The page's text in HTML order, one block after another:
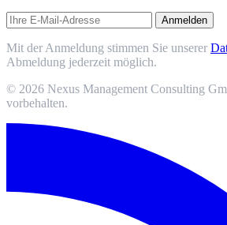
Anmelden
Mit der Anmeldung stimmen Sie unserer
Abmeldung jederzeit möglich.
© 2026 Nexus Management Consulting
vorbehalten.